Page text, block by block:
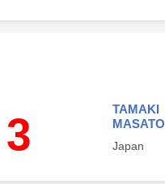
3
TAMAKI
MASATO
Japan